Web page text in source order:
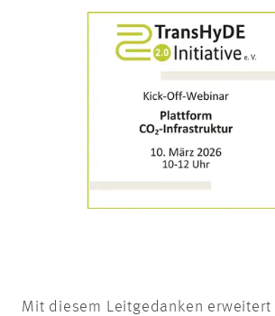
PROJEKTE
KONTAKT
Mit diesem Leitgedanken erweitert